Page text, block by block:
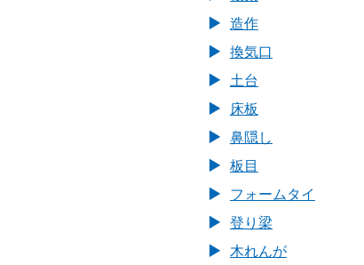
造作
換気口
土台
床板
鼻隠し
板目
フォームタイ
登り梁
木れんが